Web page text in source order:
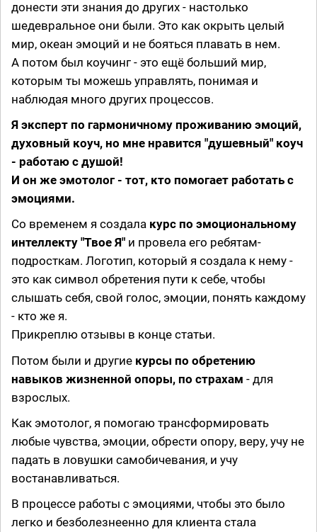
донести эти знания до других - настолько
шедевральное они были. Это как окрыть целый
мир, океан эмоций и не бояться плавать в нем.
А потом был коучинг - это ещё больший мир,
которым ты можешь управлять, понимая и
наблюдая много других процессов.
Я эксперт по гармоничному проживанию эмоций,
духовный коуч, но мне нравится "душевный" коуч
- работаю с душой!
И он же эмотолог - тот, кто помогает работать с
эмоциями.
Со временем я создала курс по эмоциональному
интеллекту "Твое Я" и провела его ребятам-
подросткам. Логотип, который я создала к нему -
это как символ обретения пути к себе, чтобы
слышать себя, свой голос, эмоции, понять каждому
- кто же я.
Прикреплю отзывы в конце статьи.
Потом были и другие курсы по обретению
навыков жизненной опоры, по страхам - для
взрослых.
Как эмотолог, я помогаю трансформировать
любые чувства, эмоции, обреcти опору, веру, учу не
падать в ловушки самобичевания, и учу
востанавливаться.
В процессе работы с эмоциями, чтобы это было
легко и безболезнеенно для клиента стала